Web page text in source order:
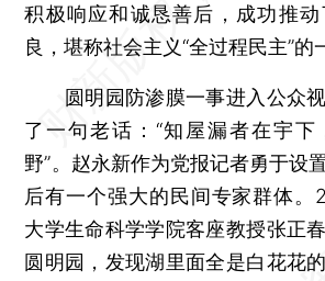
积极响应和诚恳善后，成功推
良，堪称社会主义“全过程民主”的
圆明园防渗膜一事进入公众视
了一句老话：“知屋漏者在宇下
野”。赵永新作为党报记者勇于设
后有一个强大的民间专家群体。
大学生命科学学院客座教授张正
圆明园，发现湖里面全是白花花